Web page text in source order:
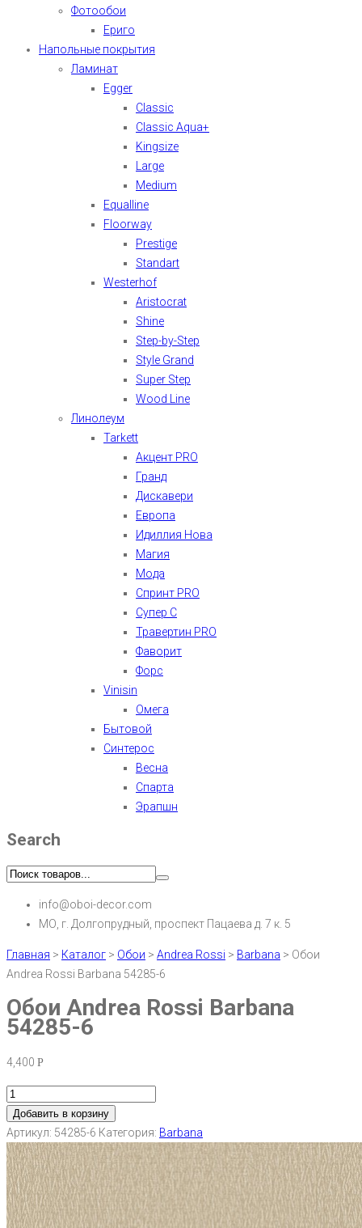
Фотообои
Ериго
Напольные покрытия
Ламинат
Egger
Classic
Classic Aqua+
Kingsize
Large
Medium
Equalline
Floorway
Prestige
Standart
Westerhof
Aristocrat
Shine
Step-by-Step
Style Grand
Super Step
Wood Line
Линолеум
Tarkett
Акцент PRO
Гранд
Дискавери
Европа
Идиллия Нова
Магия
Мода
Спринт PRO
Супер С
Травертин PRO
Фаворит
Форс
Vinisin
Омега
Бытовой
Синтерос
Весна
Спарта
Эрапшн
Search
info@oboi-decor.com
МО, г. Долгопрудный, проспект Пацаева д. 7 к. 5
Главная > Каталог > Обои > Andrea Rossi > Barbana > Обои
Andrea Rossi Barbana 54285-6
Обои Andrea Rossi Barbana
54285-6
4,400 Р
Добавить в корзину
Артикул: 54285-6 Категория: Barbana